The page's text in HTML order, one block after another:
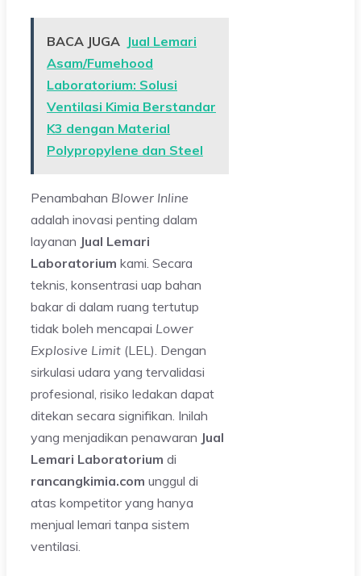
BACA JUGA Jual Lemari
Asam/Fumehood
Laboratorium: Solusi
Ventilasi Kimia Berstandar
K3 dengan Material
Polypropylene dan Steel
Penambahan Blower Inline
adalah inovasi penting dalam
layanan Jual Lemari
Laboratorium kami. Secara
teknis, konsentrasi uap bahan
bakar di dalam ruang tertutup
tidak boleh mencapai Lower
Explosive Limit (LEL). Dengan
sirkulasi udara yang tervalidasi
profesional, risiko ledakan dapat
ditekan secara signifikan. Inilah
yang menjadikan penawaran Jual
Lemari Laboratorium di
rancangkimia.com unggul di
atas kompetitor yang hanya
menjual lemari tanpa sistem
ventilasi.